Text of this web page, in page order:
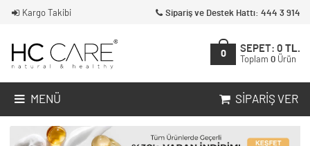
Kargo Takibi Sipariş ve Destek Hattı: 444 3 914
0
SEPET: 0 TL.
Toplam 0 Ürün
MENÜ SIPARIŞ VER